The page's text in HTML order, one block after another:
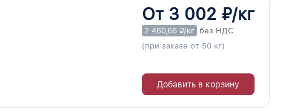
От 3 002 ₽/кг
2 460,66 ₽/кг без НДС
(при заказе от 50 кг)
Добавить в корзину